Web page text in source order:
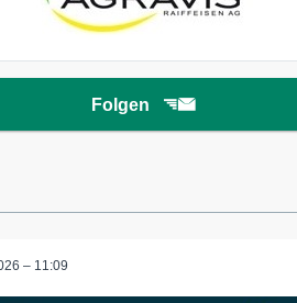
Folgen
– 11:09